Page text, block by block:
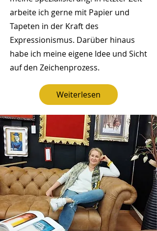
arbeite ich gerne mit Papier und
Tapeten in der Kraft des
Expressionismus. Darüber hinaus
habe ich meine eigene Idee und Sicht
auf den Zeichenprozess.
Weiterlesen